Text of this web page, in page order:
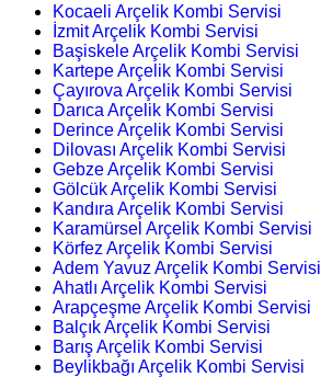
Kocaeli Arçelik Kombi Servisi
İzmit Arçelik Kombi Servisi
Başiskele Arçelik Kombi Servisi
Kartepe Arçelik Kombi Servisi
Çayırova Arçelik Kombi Servisi
Darıca Arçelik Kombi Servisi
Derince Arçelik Kombi Servisi
Dilovası Arçelik Kombi Servisi
Gebze Arçelik Kombi Servisi
Gölcük Arçelik Kombi Servisi
Kandıra Arçelik Kombi Servisi
Karamürsel Arçelik Kombi Servisi
Körfez Arçelik Kombi Servisi
Adem Yavuz Arçelik Kombi Servisi
Ahatlı Arçelik Kombi Servisi
Arapçeşme Arçelik Kombi Servisi
Balçık Arçelik Kombi Servisi
Barış Arçelik Kombi Servisi
Beylikbağı Arçelik Kombi Servisi